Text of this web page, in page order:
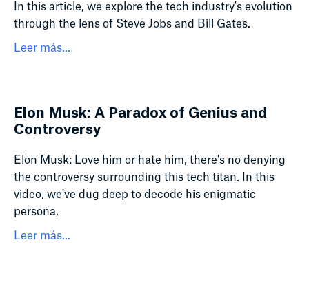
In this article, we explore the tech industry's evolution
through the lens of Steve Jobs and Bill Gates.
Leer más...
Elon Musk: A Paradox of Genius and
Controversy
Elon Musk: Love him or hate him, there's no denying
the controversy surrounding this tech titan. In this
video, we've dug deep to decode his enigmatic
persona,
Leer más...